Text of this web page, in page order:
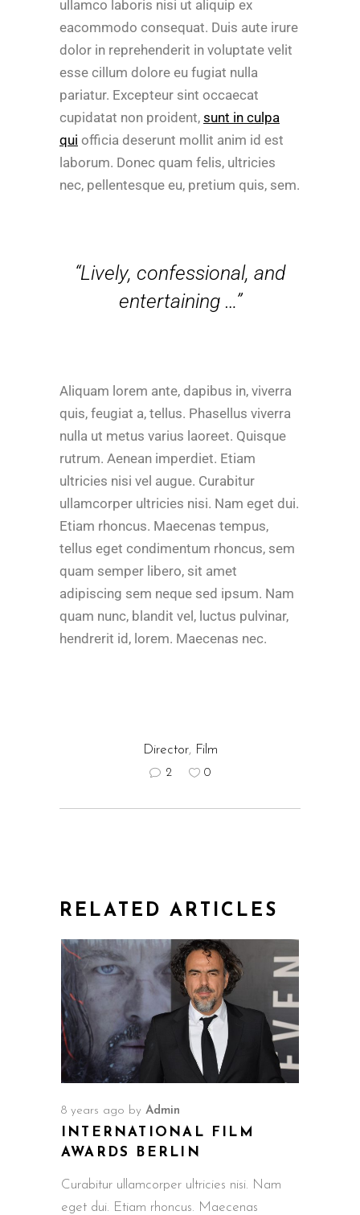
ullamco laboris nisi ut aliquip ex
eacommodo consequat. Duis aute irure
dolor in reprehenderit in voluptate velit
esse cillum dolore eu fugiat nulla
pariatur. Excepteur sint occaecat
cupidatat non proident, sunt in culpa
qui officia deserunt mollit anim id est
laborum. Donec quam felis, ultricies
nec, pellentesque eu, pretium quis, sem.
“Lively, confessional, and
entertaining …”
Aliquam lorem ante, dapibus in, viverra
quis, feugiat a, tellus. Phasellus viverra
nulla ut metus varius laoreet. Quisque
rutrum. Aenean imperdiet. Etiam
ultricies nisi vel augue. Curabitur
ullamcorper ultricies nisi. Nam eget dui.
Etiam rhoncus. Maecenas tempus,
tellus eget condimentum rhoncus, sem
quam semper libero, sit amet
adipiscing sem neque sed ipsum. Nam
quam nunc, blandit vel, luctus pulvinar,
hendrerit id, lorem. Maecenas nec.
Director, Film
2 0
RELATED ARTICLES
8 years ago by Admin
INTERNATIONAL FILM
AWARDS BERLIN
Curabitur ullamcorper ultricies nisi. Nam
eget dui. Etiam rhoncus. Maecenas